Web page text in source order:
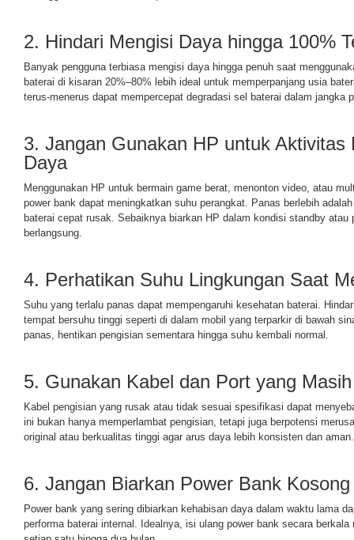
2. Hindari Mengisi Daya hingga 100%
Banyak pengguna terbiasa mengisi daya hingga penuh saat
baterai di kisaran 20%–80% lebih ideal untuk memperpanjang usia
terus-menerus dapat mempercepat degradasi sel baterai dalam jangka
3. Jangan Gunakan HP untuk Aktivitas
Daya
Menggunakan HP untuk bermain game berat, menonton video, atau
power bank dapat meningkatkan suhu perangkat. Panas berlebih
baterai cepat rusak. Sebaiknya biarkan HP dalam kondisi standby atau
berlangsung.
4. Perhatikan Suhu Lingkungan Saat
Suhu yang terlalu panas dapat mempengaruhi kesehatan baterai.
tempat bersuhu tinggi seperti di dalam mobil yang terparkir di bawah
panas, hentikan pengisian sementara hingga suhu kembali normal.
5. Gunakan Kabel dan Port yang
Kabel pengisian yang rusak atau tidak sesuai spesifikasi dapat
ini bukan hanya memperlambat pengisian, tetapi juga berpotensi
original atau berkualitas tinggi agar arus daya lebih konsisten dan aman.
6. Jangan Biarkan Power Bank
Power bank yang sering dibiarkan kehabisan daya dalam waktu lama
performa baterai internal. Idealnya, isi ulang power bank secara